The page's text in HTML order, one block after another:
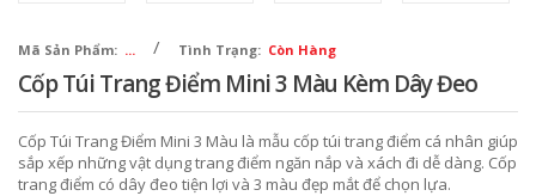
Mã Sản Phẩm: ... / Tình Trạng: Còn Hàng
Cốp Túi Trang Điểm Mini 3 Màu Kèm Dây Đeo
Cốp Túi Trang Điểm Mini 3 Màu là mẫu cốp túi trang điểm cá nhân giúp
sắp xếp những vật dụng trang điểm ngăn nắp và xách đi dễ dàng. Cốp
trang điểm có dây đeo tiện lợi và 3 màu đẹp mắt để chọn lựa.